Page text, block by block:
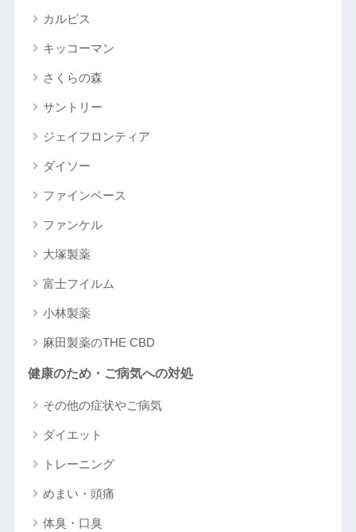
カルピス
キッコーマン
さくらの森
サントリー
ジェイフロンティア
ダイソー
ファインベース
ファンケル
大塚製薬
富士フイルム
小林製薬
麻田製薬のTHE CBD
健康のため・ご病気への対処
その他の症状やご病気
ダイエット
トレーニング
めまい・頭痛
体臭・口臭